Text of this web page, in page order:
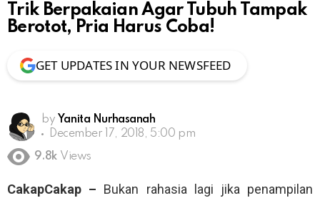
Trik Berpakaian Agar Tubuh Tampak
Berotot, Pria Harus Coba!
GET UPDATES IN YOUR NEWSFEED
by Yanita Nurhasanah
December 17, 2018, 5:00 pm
9.8k Views
CakapCakap – Bukan rahasia lagi jika penampilan